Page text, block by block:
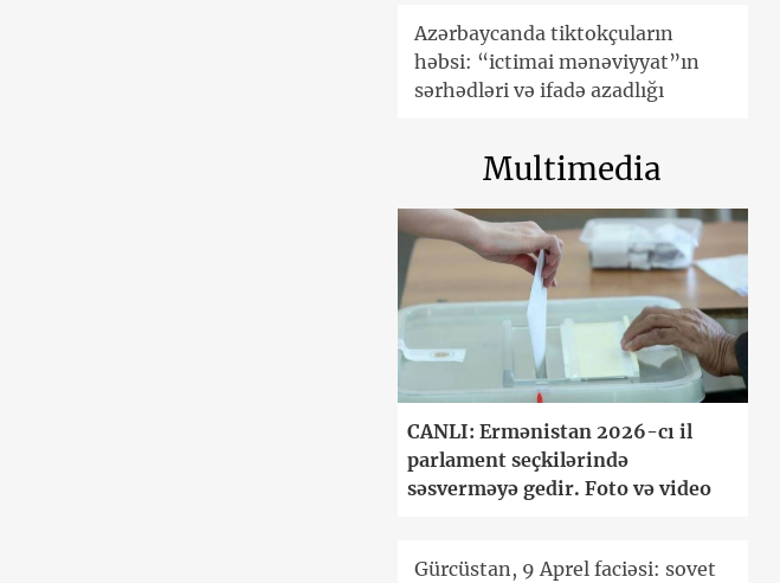
Azərbaycanda tiktokçuların
həbsi: “ictimai mənəviyyat”ın
sərhədləri və ifadə azadlığı
Multimedia
CANLI: Ermənistan 2026-cı il
parlament seçkilərində
səsverməyə gedir. Foto və video
Gürcüstan, 9 Aprel faciəsi: sovet